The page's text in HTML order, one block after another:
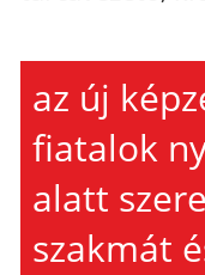
az új
fiatalok
alatt
szakmát